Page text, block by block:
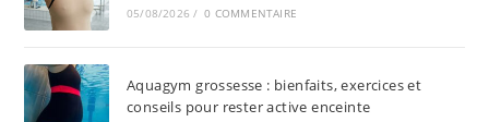
05/08/2026 / 0 COMMENTAIRE
Aquagym grossesse : bienfaits, exercices et
conseils pour rester active enceinte